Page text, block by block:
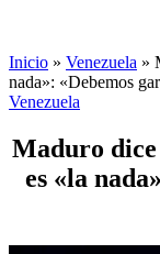
Inicio » Venezuela »
nada»: «Debemos
Venezuela
Maduro dice
es «la